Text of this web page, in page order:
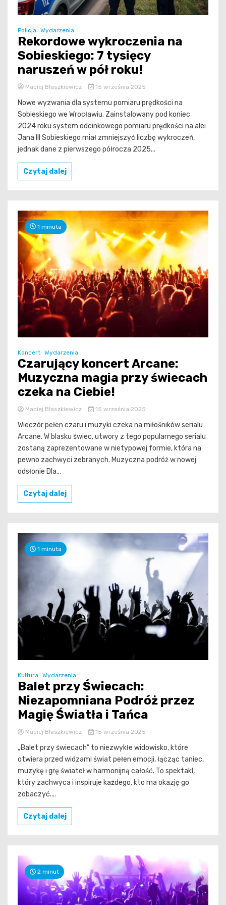
Policja Wydarzenia
Rekordowe wykroczenia na
Sobieskiego: 7 tysięcy
naruszeń w pół roku!
Maciej Błaszkiewicz 15 września 2025
Nowe wyzwania dla systemu pomiaru prędkości na
Sobieskiego we Wrocławiu. Zainstalowany pod koniec
2024 roku system odcinkowego pomiaru prędkości na alei
Jana III Sobieskiego miał zmniejszyć liczbę wykroczeń,
jednak dane z pierwszego półrocza 2025...
Czytaj dalej
1 minuta
Koncert Wydarzenia
Czarujący koncert Arcane:
Muzyczna magia przy świecach
czeka na Ciebie!
Maciej Błaszkiewicz 15 września 2025
Wieczór pełen czaru i muzyki czeka na miłośników serialu
Arcane. W blasku świec, utwory z tego popularnego serialu
zostaną zaprezentowane w nietypowej formie, która na
pewno zachwyci zebranych. Muzyczna podróż w nowej
odsłonie Dla...
Czytaj dalej
1 minuta
Kultura Wydarzenia
Balet przy Świecach:
Niezapomniana Podróż przez
Magię Światła i Tańca
Maciej Błaszkiewicz 15 września 2025
„Balet przy świecach” to niezwykłe widowisko, które
otwiera przed widzami świat pełen emocji, łącząc taniec,
muzykę i grę świateł w harmonijną całość. To spektakl,
który zachwyca i inspiruje każdego, kto ma okazję go
zobaczyć....
Czytaj dalej
2 minut